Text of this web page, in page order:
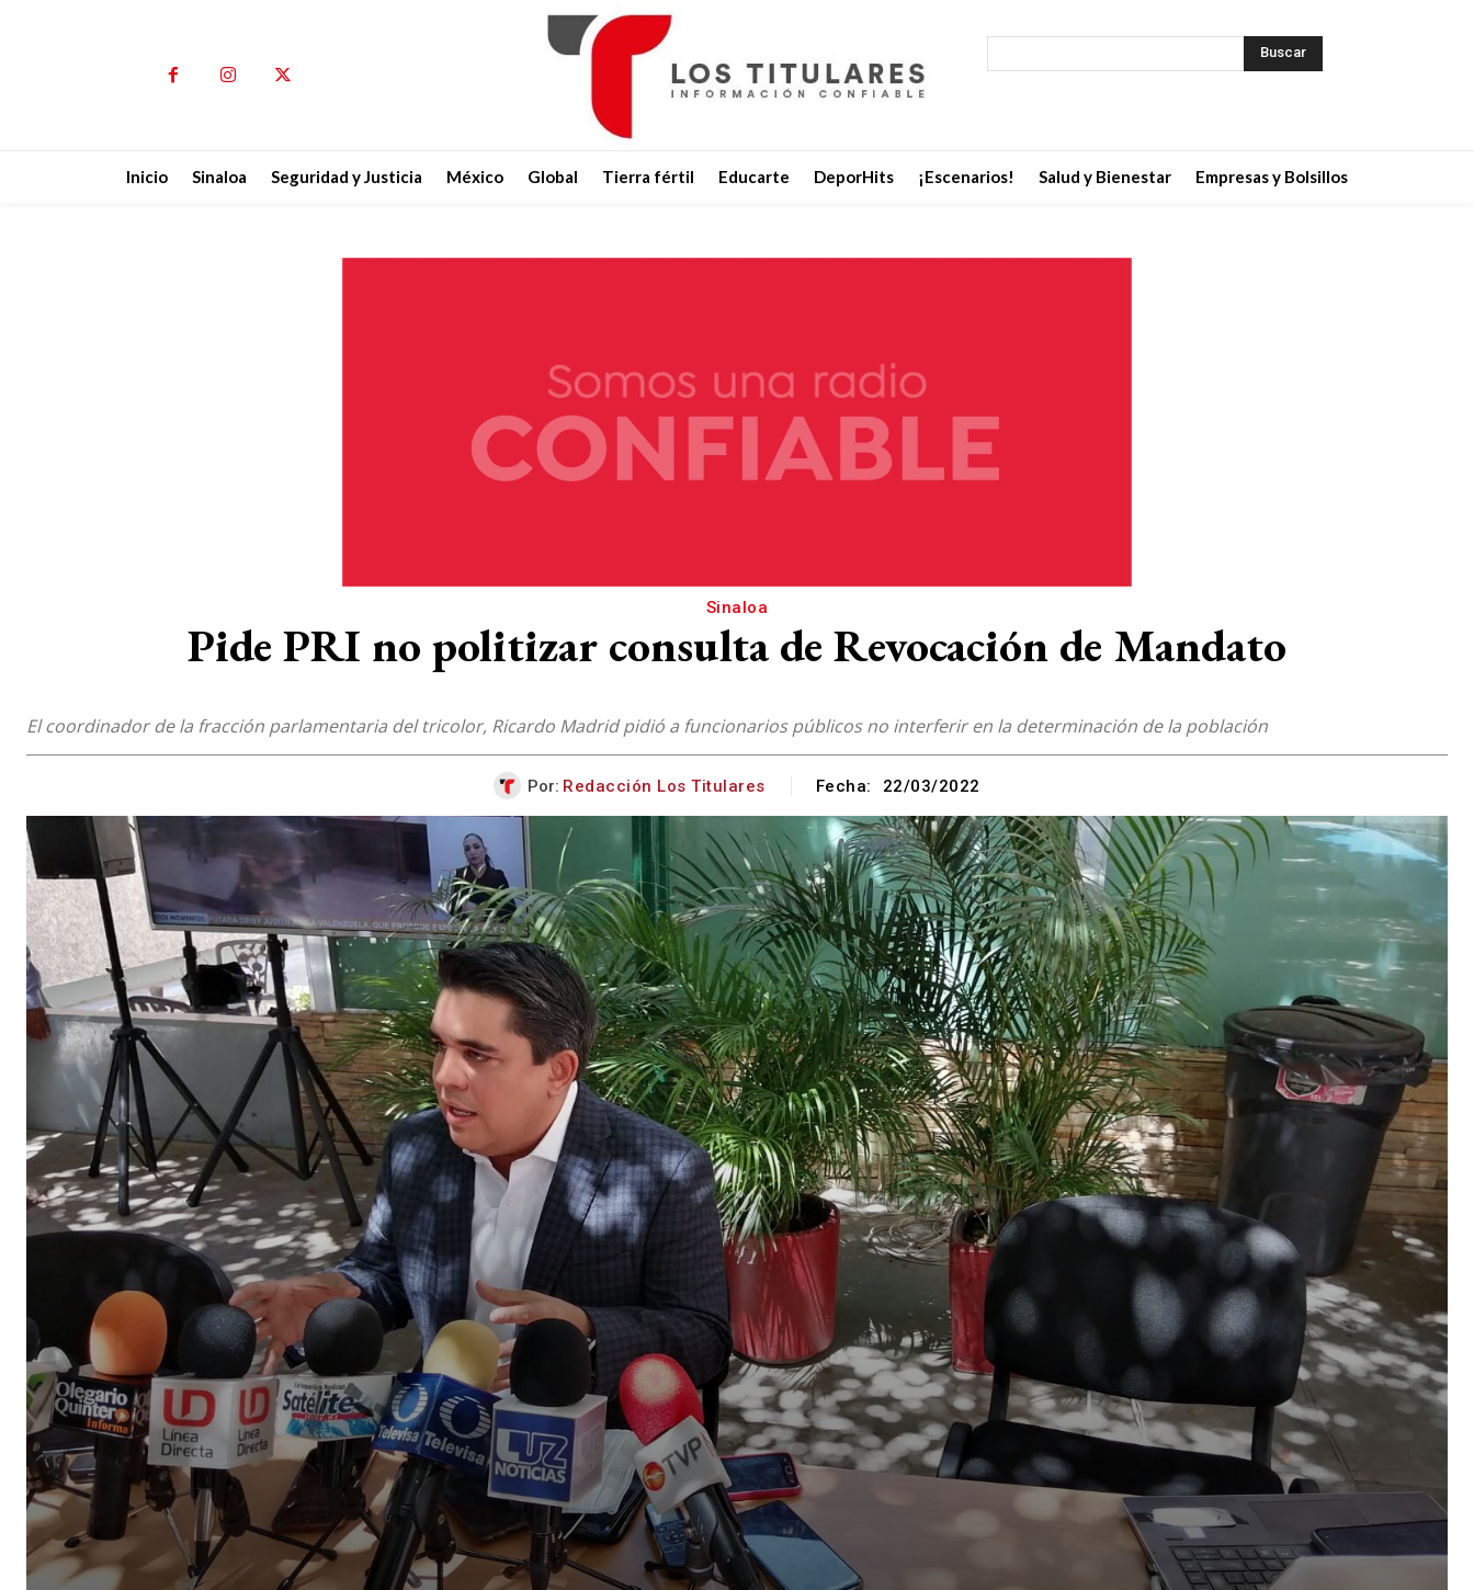
Buscar
Inicio Sinaloa Seguridad y Justicia México Global Tierra fértil Educarte DeporHits ¡Escenarios! Salud y Bienestar Empresas y Bolsillos
Sinaloa
Pide PRI no politizar consulta de Revocación de Mandato
El coordinador de la fracción parlamentaria del tricolor, Ricardo Madrid pidió a funcionarios públicos no interferir en la determinación de la población
Por: Redacción Los Titulares Fecha: 22/03/2022